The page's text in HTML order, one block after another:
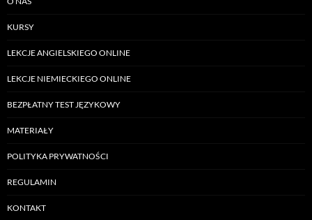
KURSY
LEKCJE ANGIELSKIEGO ONLINE
LEKCJE NIEMIECKIEGO ONLINE
BEZPŁATNY TEST JĘZYKOWY
MATERIAŁY
POLITYKA PRYWATNOŚCI
REGULAMIN
KONTAKT